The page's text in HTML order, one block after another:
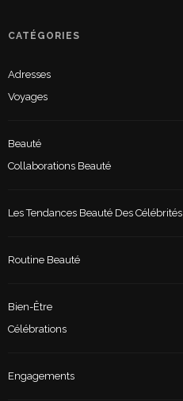
CATÉGORIES
Adresses
Voyages
Beauté
Collaborations Beauté
Les Tendances Beauté Des Célébrités
Routine Beauté
Bien-Être
Célébrations
Engagements